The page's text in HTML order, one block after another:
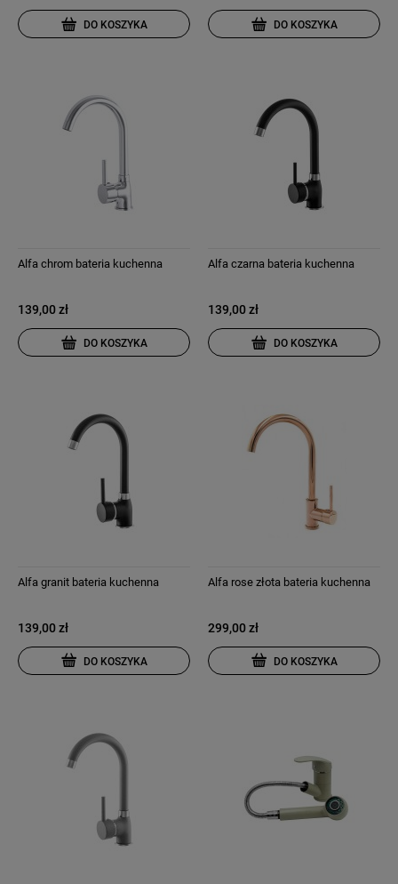
DO KOSZYKA DO KOSZYKA
Alfa chrom bateria kuchenna
139,00 zł
DO KOSZYKA
Alfa czarna bateria kuchenna
139,00 zł
DO KOSZYKA
Alfa granit bateria kuchenna
139,00 zł
DO KOSZYKA
Alfa rose złota bateria kuchenna
299,00 zł
DO KOSZYKA